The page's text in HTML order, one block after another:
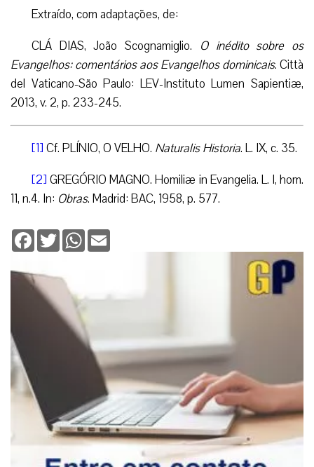
Extraído, com adaptações, de:
CLÁ DIAS, João Scognamiglio. O inédito sobre os
Evangelhos: comentários aos Evangelhos dominicais. Città
del Vaticano-São Paulo: LEV-Instituto Lumen Sapientiæ,
2013, v. 2, p. 233-245.
[1] Cf. PLÍNIO, O VELHO. Naturalis Historia. L. IX, c. 35.
[2] GREGÓRIO MAGNO. Homiliæ in Evangelia. L. I, hom.
11, n.4. In: Obras. Madrid: BAC, 1958, p. 577.
Facebook
TwitterWhatsApp